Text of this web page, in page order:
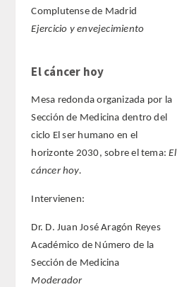
Complutense de Madrid
Ejercicio y envejecimiento
El cáncer hoy
Mesa redonda organizada por la
Sección de Medicina dentro del
ciclo El ser humano en el
horizonte 2030, sobre el tema:El
cáncer hoy.
Intervienen:
Dr. D. Juan José Aragón Reyes
Académico de Número de la
Sección de Medicina
Moderador